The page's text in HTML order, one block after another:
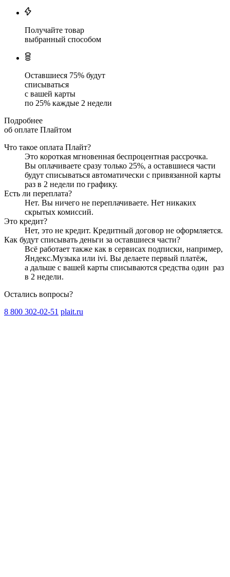
Получайте товар
выбранный способом
Оставшиеся 75% будут
списываться
с вашей карты
по 25% каждые 2 недели
Подробнее
об оплате Плайтом
Что такое оплата Плайт?
Это короткая мгновенная беспроцентная рассрочка.
Вы оплачиваете сразу только 25%, а оставшиеся части
будут списываться автоматически с привязанной карты
раз в 2 недели по графику.
Есть ли переплата?
Нет. Вы ничего не переплачиваете. Нет никаких
скрытых комиссий.
Это кредит?
Нет, это не кредит. Кредитный договор не оформляется.
Как будут списывать деньги за оставшиеся части?
Всё работает также как в сервисах подписки, например,
Яндекс.Музыка или ivi. Вы делаете первый платёж,
а дальше с вашей карты списываются средства один раз
в 2 недели.
Остались вопросы?
8 800 302-02-51 plait.ru